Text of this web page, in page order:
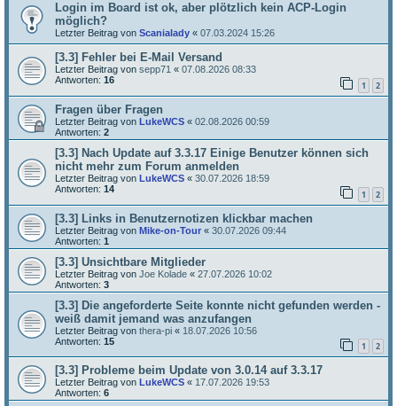
Login im Board ist ok, aber plötzlich kein ACP-Login
möglich?
Letzter Beitrag von Scanialady « 07.03.2024 15:26
[3.3] Fehler bei E-Mail Versand
Letzter Beitrag von sepp71 « 07.08.2026 08:33
Antworten: 16 1 2
Fragen über Fragen
Letzter Beitrag von LukeWCS « 02.08.2026 00:59
Antworten: 2
[3.3] Nach Update auf 3.3.17 Einige Benutzer können sich
nicht mehr zum Forum anmelden
Letzter Beitrag von LukeWCS « 30.07.2026 18:59
Antworten: 14 1 2
[3.3] Links in Benutzernotizen klickbar machen
Letzter Beitrag von Mike-on-Tour « 30.07.2026 09:44
Antworten: 1
[3.3] Unsichtbare Mitglieder
Letzter Beitrag von Joe Kolade « 27.07.2026 10:02
Antworten: 3
[3.3] Die angeforderte Seite konnte nicht gefunden werden -
weiß damit jemand was anzufangen
Letzter Beitrag von thera-pi « 18.07.2026 10:56
Antworten: 15 1 2
[3.3] Probleme beim Update von 3.0.14 auf 3.3.17
Letzter Beitrag von LukeWCS « 17.07.2026 19:53
Antworten: 6